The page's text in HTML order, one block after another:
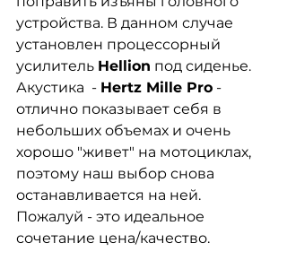
устройства. В данном случае
установлен процессорный
усилитель Hellion под сиденье.
Акустика  - Hertz Mille Pro -
отлично показывает себя в
небольших объемах и очень
хорошо "живет" на мотоциклах,
поэтому наш выбор снова
останавливается на ней.
Пожалуй - это идеальное
сочетание цена/качество.